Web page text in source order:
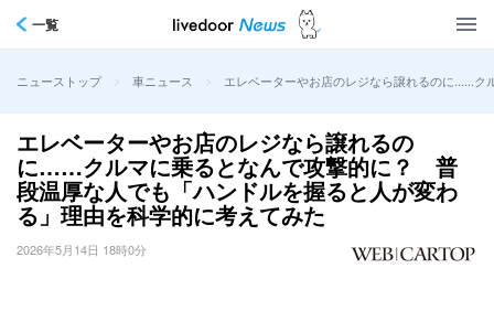
一覧
ニューストップ > 車ニュース > エレベーターやお店のレジなら譲れるのに……ク
エレベーターやお店のレジなら譲れるの
に……クルマに乗るとなんで攻撃的に？ 普
段温厚な人でも「ハンドルを握ると人が変わ
る」理由を科学的に考えてみた
2026年5月14日 18時0分